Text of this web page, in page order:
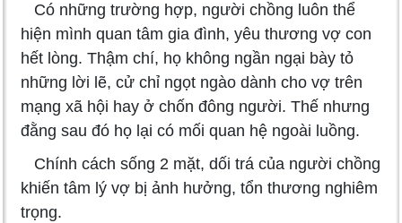
Có những trường hợp, người chồng luôn thể
hiện mình quan tâm gia đình, yêu thương vợ con
hết lòng. Thậm chí, họ không ngần ngại bày tỏ
những lời lẽ, cử chỉ ngọt ngào dành cho vợ trên
mạng xã hội hay ở chốn đông người. Thế nhưng
đằng sau đó họ lại có mối quan hệ ngoài luồng.
Chính cách sống 2 mặt, dối trá của người chồng
khiến tâm lý vợ bị ảnh hưởng, tổn thương nghiêm
trọng.